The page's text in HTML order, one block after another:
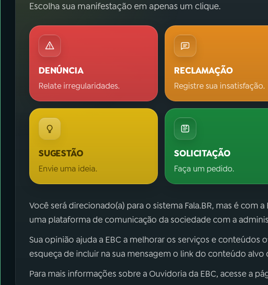
Escolha sua manifestação em apenas um clique.
DENÚNCIA
Relate irregularidades.
RECLAMAÇÃO
Registre sua insatisfação.
SUGESTÃO
Envie uma ideia.
SOLICITAÇÃO
Faça um pedido.
Você será direcionado(a) para o sistema Fala.BR, mas é com
uma plataforma de comunicação da sociedade com a
Sua opinião ajuda a EBC a melhorar os serviços e conteúdos
esqueça de incluir na sua mensagem o link do conteúdo alvo
Para mais informações sobre a Ouvidoria da EBC, acesse a